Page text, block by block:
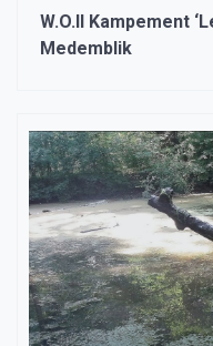
W.O.II Kampement
Medemblik